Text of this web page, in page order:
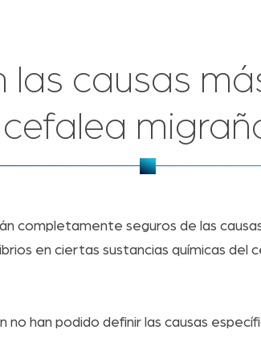
las causas
cefalea
completamente seguros de las
en ciertas sustancias químicas del
no han podido definir las causas